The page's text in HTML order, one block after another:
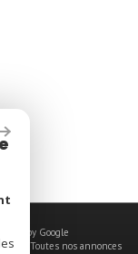
by Google
Toutes nos annonces